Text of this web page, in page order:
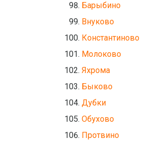
Барыбино
Внуково
Константиново
Молоково
Яхрома
Быково
Дубки
Обухово
Протвино